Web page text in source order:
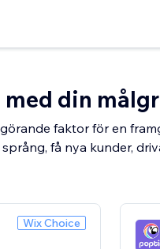
din
faktor för en
få nya kunder,
Wix Choice